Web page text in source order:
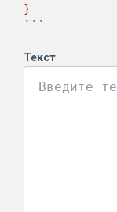
}
```
Текст